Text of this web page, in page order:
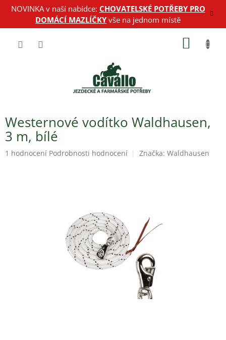
PřejítNOVINKA v naší nabídce: CHOVATELSKÉ POTŘEBY PRO
DOMÁCÍ MAZLÍČKYvše na jednom místě
Westernové vodítko Waldhausen,
3 m, bílé
Průměrné
1 hodnocení Podrobnosti hodnocení Značka: Waldhausen